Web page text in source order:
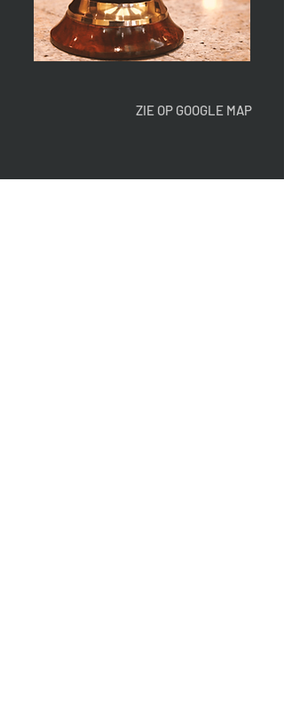
ZIE OP GOOGLE MAP